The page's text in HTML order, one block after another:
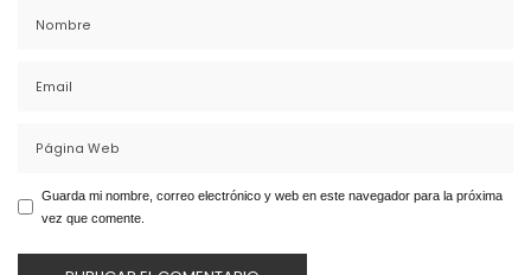
Guarda mi nombre, correo electrónico y web en este navegador para la próxima
vez que comente.